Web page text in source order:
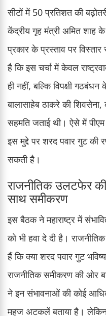
सीटों में 50 प्रतिशत की
केंद्रीय गृह मंत्री अमित शाह
प्रकार के प्रस्ताव पर
है कि इस चर्चा में केवल
ही नहीं, बल्कि विपक्षी
बालासाहेब ठाकरे की
सहमति जताई थी। ऐसे में
इस मुद्दे पर शरद पवार गुट
सकती है।
राजनीतिक उलटफेर
साथ समीकरण
इस बैठक ने महाराष्ट्र में
को भी हवा दे दी है।
हैं कि क्या शरद पवार गुट
राजनीतिक समीकरण की ओर
ने इन संभावनाओं की कोई
महज अटकलें बताया है। लेकिन